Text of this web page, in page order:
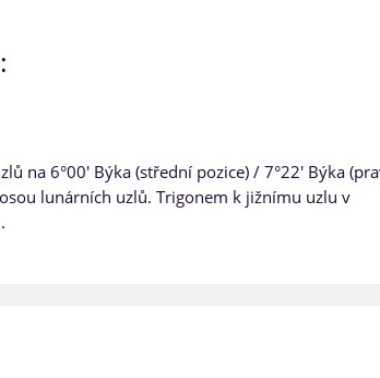
na 6°00' Býka (střední pozice) / 7°22' Býka
lunárních uzlů. Trigonem k jižnímu uzlu v